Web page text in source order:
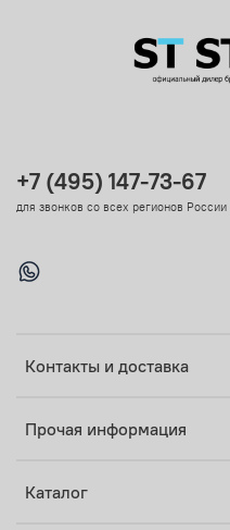
Контакты и доставка
Прочая информация
Каталог
+7 (495) 147-73-67
для звонков со всех регионов России